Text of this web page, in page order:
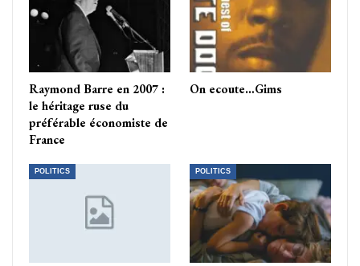
Raymond Barre en 2007 :
le héritage ruse du
préférable économiste de
France
On ecoute…Gims
POLITICS POLITICS